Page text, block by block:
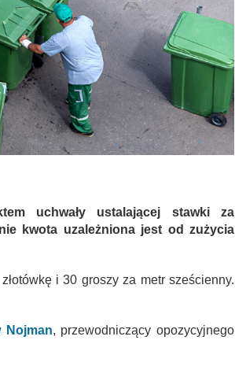
uchwały ustalającej stawki za
kwota uzależniona jest od zużycia
i 30 groszy za metr sześcienny.
Nojman, przewodniczący opozycyjnego